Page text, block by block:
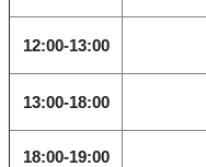
12:00-13:00
13:00-18:00
18:00-19:00